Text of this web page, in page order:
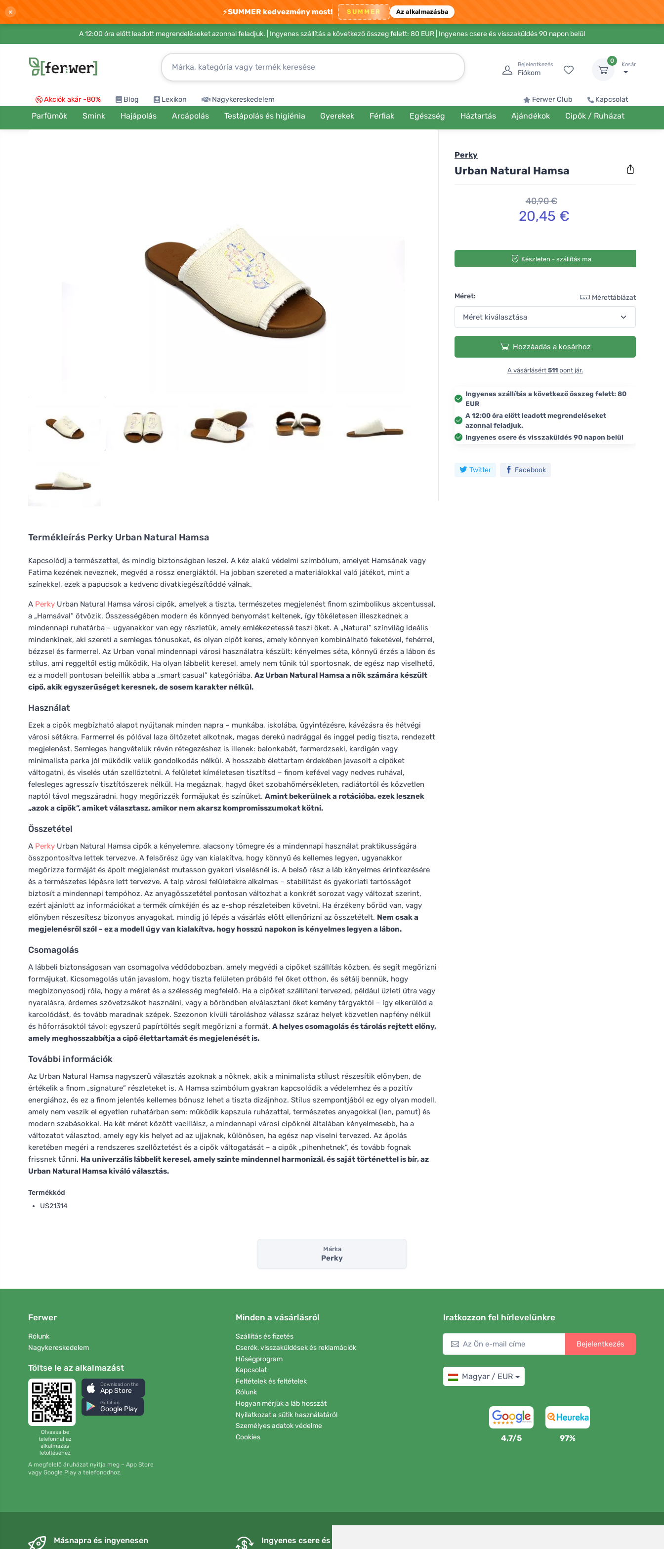
× ⚡SUMMER kedvezmény most! SUMMER Az alkalmazásba
A 12:00 óra előtt leadott megrendeléseket azonnal feladjuk. | Ingyenes szállítás a következő összeg felett: 80 EUR | Ingyenes csere és visszaküldés 90 napon belül
Bejelentkezés
Fiókom
0
Kosár
Akciók akár -80% Blog Lexikon Nagykereskedelem Ferwer Club Kapcsolat
Parfümök Smink Hajápolás Arcápolás Testápolás és higiénia Gyerekek Férfiak Egészség Háztartás Ajándékok Cipők / Ruházat
Termékleírás Perky Urban Natural Hamsa
Kapcsolódj a természettel, és mindig biztonságban leszel. A kéz alakú védelmi szimbólum, amelyet Hamsának vagy
Fatima kezének neveznek, megvéd a rossz energiáktól. Ha jobban szereted a materiálokkal való játékot, mint a
színekkel, ezek a papucsok a kedvenc divatkiegészítőddé válnak.
A Perky Urban Natural Hamsa városi cipők, amelyek a tiszta, természetes megjelenést finom szimbolikus akcentussal,
a „Hamsával” ötvözik. Összességében modern és könnyed benyomást keltenek, így tökéletesen illeszkednek a
mindennapi ruhatárba – ugyanakkor van egy részletük, amely emlékezetessé teszi őket. A „Natural” színvilág ideális
mindenkinek, aki szereti a semleges tónusokat, és olyan cipőt keres, amely könnyen kombinálható feketével, fehérrel,
bézzsel és farmerrel. Az Urban vonal mindennapi városi használatra készült: kényelmes séta, könnyű érzés a lábon és
stílus, ami reggeltől estig működik. Ha olyan lábbelit keresel, amely nem tűnik túl sportosnak, de egész nap viselhető,
ez a modell pontosan beleillik abba a „smart casual” kategóriába. Az Urban Natural Hamsa a nők számára készült
cipő, akik egyszerűséget keresnek, de sosem karakter nélkül.
Használat
Ezek a cipők megbízható alapot nyújtanak minden napra – munkába, iskolába, ügyintézésre, kávézásra és hétvégi
városi sétákra. Farmerrel és pólóval laza öltözetet alkotnak, magas derekú nadrággal és inggel pedig tiszta, rendezett
megjelenést. Semleges hangvételük révén rétegezéshez is illenek: balonkabát, farmerdzseki, kardigán vagy
minimalista parka jól működik velük gondolkodás nélkül. A hosszabb élettartam érdekében javasolt a cipőket
váltogatni, és viselés után szellőztetni. A felületet kíméletesen tisztítsd – finom kefével vagy nedves ruhával,
felesleges agresszív tisztítószerek nélkül. Ha megáznak, hagyd őket szobahőmérsékleten, radiátortól és közvetlen
naptól távol megszáradni, hogy megőrizzék formájukat és színüket. Amint bekerülnek a rotációba, ezek lesznek
„azok a cipők”, amiket választasz, amikor nem akarsz kompromisszumokat kötni.
Összetétel
A Perky Urban Natural Hamsa cipők a kényelemre, alacsony tömegre és a mindennapi használat praktikusságára
összpontosítva lettek tervezve. A felsőrész úgy van kialakítva, hogy könnyű és kellemes legyen, ugyanakkor
megőrizze formáját és ápolt megjelenést mutasson gyakori viselésnél is. A belső rész a láb kényelmes érintkezésére
és a természetes lépésre lett tervezve. A talp városi felületekre alkalmas – stabilitást és gyakorlati tartósságot
biztosít a mindennapi tempóhoz. Az anyagösszetétel pontosan változhat a konkrét sorozat vagy változat szerint,
ezért ajánlott az információkat a termék címkéjén és az e-shop részleteiben követni. Ha érzékeny bőröd van, vagy
előnyben részesítesz bizonyos anyagokat, mindig jó lépés a vásárlás előtt ellenőrizni az összetételt. Nem csak a
megjelenésről szól – ez a modell úgy van kialakítva, hogy hosszú napokon is kényelmes legyen a lábon.
Csomagolás
A lábbeli biztonságosan van csomagolva védődobozban, amely megvédi a cipőket szállítás közben, és segít megőrizni
formájukat. Kicsomagolás után javaslom, hogy tiszta felületen próbáld fel őket otthon, és sétálj bennük, hogy
megbizonyosodj róla, hogy a méret és a szélesség megfelelő. Ha a cipőket szállítani tervezed, például üzleti útra vagy
nyaralásra, érdemes szövetzsákot használni, vagy a bőröndben elválasztani őket kemény tárgyaktól – így elkerülöd a
karcolódást, és tovább maradnak szépek. Szezonon kívüli tároláshoz válassz száraz helyet közvetlen napfény nélkül
és hőforrásoktól távol; egyszerű papírtöltés segít megőrizni a formát. A helyes csomagolás és tárolás rejtett előny,
amely meghosszabbítja a cipő élettartamát és megjelenését is.
További információk
Az Urban Natural Hamsa nagyszerű választás azoknak a nőknek, akik a minimalista stílust részesítik előnyben, de
értékelik a finom „signature” részleteket is. A Hamsa szimbólum gyakran kapcsolódik a védelemhez és a pozitív
energiához, és ez a finom jelentés kellemes bónusz lehet a tiszta dizájnhoz. Stílus szempontjából ez egy olyan modell,
amely nem veszik el egyetlen ruhatárban sem: működik kapszula ruházattal, természetes anyagokkal (len, pamut) és
modern szabásokkal. Ha két méret között vacillálsz, a mindennapi városi cipőknél általában kényelmesebb, ha a
változatot választod, amely egy kis helyet ad az ujjaknak, különösen, ha egész nap viselni tervezed. Az ápolás
keretében megéri a rendszeres szellőztetést és a cipők váltogatását – a cipők „pihenhetnek”, és tovább fognak
frissnek tűnni. Ha univerzális lábbelit keresel, amely szinte mindennel harmonizál, és saját történettel is bír, az
Urban Natural Hamsa kiváló választás.
Termékkód
US21314
Perky
Urban Natural Hamsa
40,90 €
20,45 €
Készleten - szállítás ma
Méret: Mérettáblázat
Hozzáadás a kosárhoz
A vásárlásért 511 pont jár.
Ingyenes szállítás a következő összeg felett: 80
EUR
A 12:00 óra előtt leadott megrendeléseket
azonnal feladjuk.
Ingyenes csere és visszaküldés 90 napon belül
Twitter Facebook
Márka
Perky
Ferwer
Rólunk
Nagykereskedelem
Töltse le az alkalmazást
Olvassa be
telefonnal az
alkalmazás
letöltéséhez
Download on the
App Store
Get it on
Google Play
A megfelelő áruházat nyitja meg – App Store
vagy Google Play a telefonodhoz.
Minden a vásárlásról
Szállítás és fizetés
Cserék, visszaküldések és reklamációk
Hűségprogram
Kapcsolat
Feltételek és feltételek
Rólunk
Hogyan mérjük a láb hosszát
Nyilatkozat a sütik használatáról
Személyes adatok védelme
Cookies
Iratkozzon fel hírlevelünkre
Bejelentkezés
Magyar / EUR
4,7/5 97%
Másnapra és ingyenesen Ingyenes csere és visszaküldés